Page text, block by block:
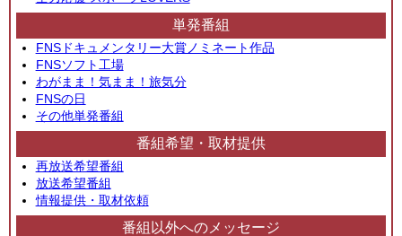
単発番組
FNSドキュメンタリー大賞ノミネート作品
FNSソフト工場
わがまま！気まま！旅気分
FNSの日
その他単発番組
番組希望・取材提供
再放送希望番組
放送希望番組
情報提供・取材依頼
番組以外へのメッセージ